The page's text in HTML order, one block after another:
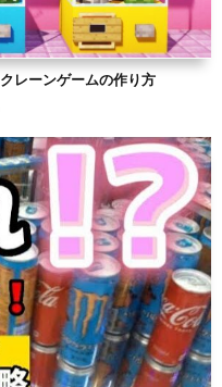
レーンゲームの作り方